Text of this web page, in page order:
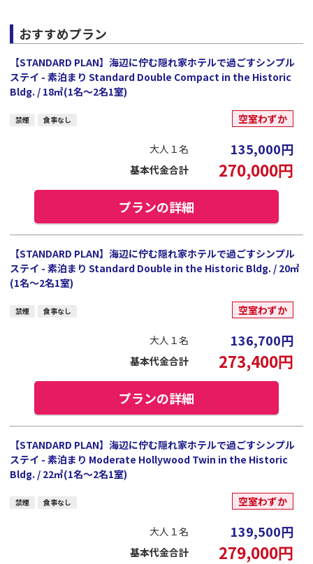
おすすめプラン
【STANDARD PLAN】海辺に佇む隠れ家ホテルで過ごすシンプル
ステイ - 素泊まり Standard Double Compact in the Historic
Bldg. / 18㎡(1名～2名1室)
禁煙 食事なし 空室わずか
大人１名 135,000円
基本代金合計 270,000円
プランの詳細
【STANDARD PLAN】海辺に佇む隠れ家ホテルで過ごすシンプル
ステイ - 素泊まり Standard Double in the Historic Bldg. / 20㎡
(1名～2名1室)
禁煙 食事なし 空室わずか
大人１名 136,700円
基本代金合計 273,400円
プランの詳細
【STANDARD PLAN】海辺に佇む隠れ家ホテルで過ごすシンプル
ステイ - 素泊まり Moderate Hollywood Twin in the Historic
Bldg. / 22㎡(1名～2名1室)
禁煙 食事なし 空室わずか
大人１名 139,500円
基本代金合計 279,000円